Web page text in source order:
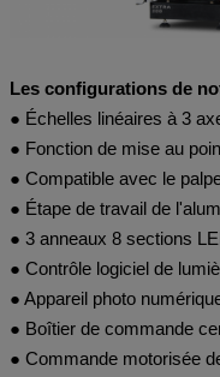
Les configurations de
● Échelles linéaires à 3
● Fonction de mise au
● Compatible avec le
● Étape de travail de
● 3 anneaux 8 sections
● Contrôle logiciel de
● Appareil photo
● Boîtier de commande
● Commande motorisée